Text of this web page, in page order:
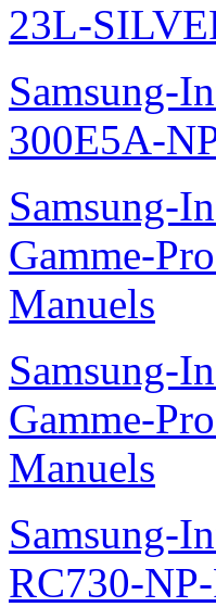
23L-
Samsung-
300E5A-
Samsung-
Gamme-
Manuels
Samsung-
Gamme-
Manuels
Samsung-
RC730-